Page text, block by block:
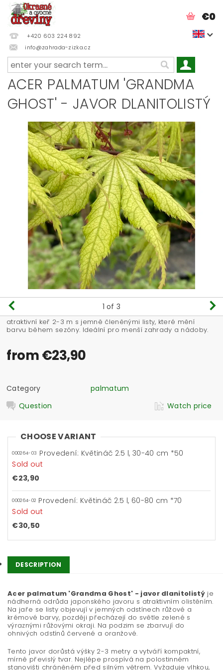
+420 603 224 892
info@zahrada-zizka.cz
€0
ACER PALMATUM 'GRANDMA
GHOST' - JAVOR DLANITOLISTÝ
1 of 3
atraktivní keř 2-3 m s jemně členěnými listy, které mění
barvu během sezóny. Ideální pro menší zahrady a nádoby.
from €23,90
Category
palmatum
Question
Watch price
CHOOSE VARIANT
000264-03 Provedení: Květináč 2.5 l, 30-40 cm *50
Sold out
€23,90
000264-02 Provedení: Květináč 2.5 l, 60-80 cm *70
Sold out
€30,50
DESCRIPTION
Acer palmatum 'Grandma Ghost' - javor dlanitolistý je
nádherná odrůda japonského javoru s atraktivním olistěním.
Na jaře se listy objevují v jemných odstínech růžové a
krémové barvy, později přecházejí do světle zelené s
výraznými růžovými okraji. Na podzim se zbarvují do
ohnivých odstínů červené a oranžové.
Tento javor dorůstá výšky 2-3 metry a vytváří kompaktní,
mírně převislý tvar. Nejlépe prospívá na polostinném
stanovišti chráněném před silným větrem. Vyžaduje vlhkou,